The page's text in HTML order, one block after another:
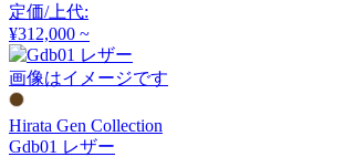
Artemide
定価/上代:
¥312,000 ~
画像はイメージです
Hirata Gen Collection
Gdb01 レザー